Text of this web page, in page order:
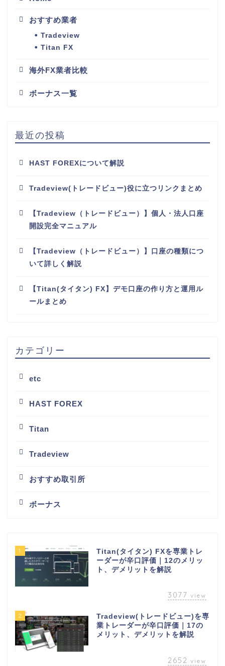
おすすめ業者
Tradeview
Titan FX
海外FX業者比較
ボーナス一覧
最近の投稿
HAST FOREXについて解説
Tradeview(トレードビュー)役に立つリンクまとめ
【Tradeview（トレードビュー）】個人・法人口座
開設完全マニュアル
【Tradeview（トレードビュー）】口座の種類につ
いて詳しく解説
【Titan(タイタン) FX】デモ口座の作り方と運用ル
ールまとめ
カテゴリー
etc
HAST FOREX
Titan
Tradeview
おすすめ取引所
ボーナス
1
Titan(タイタン) FXを専業トレ
ーダーが辛口評価｜12のメリッ
ト、デメリットを解説
3077 view
2
Tradeview(トレードビュー)を専
業トレーダーが辛口評価｜17の
メリット、デメリットを解説
2652 view